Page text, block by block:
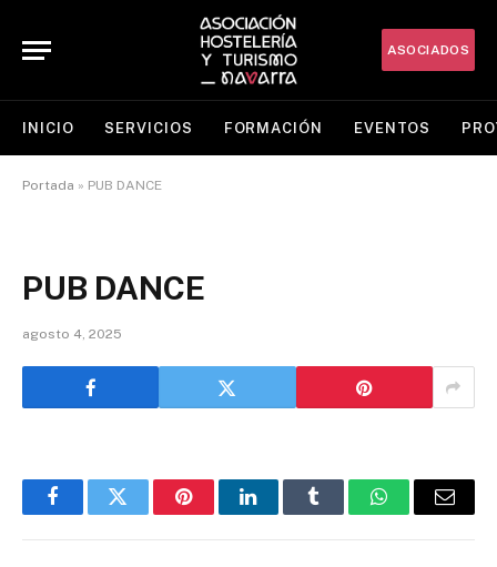
ASOCIADOS
INICIO SERVICIOS FORMACIÓN EVENTOS
Portada » PUB DANCE
PUB DANCE
agosto 4, 2025
FacebookTwitter PinterestLinkedInTumblr WhatsAppEmail